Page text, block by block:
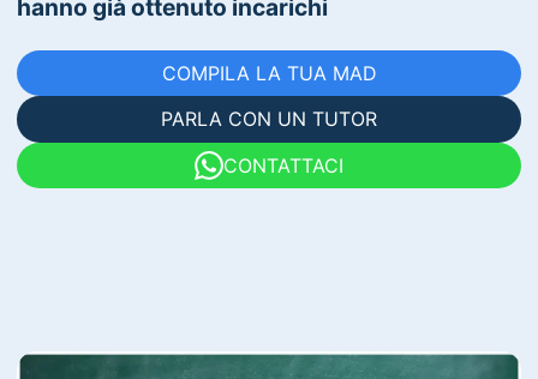
hanno già ottenuto incarichi
COMPILA LA TUA MAD
PARLA CON UN TUTOR
CONTATTACI